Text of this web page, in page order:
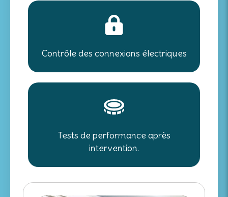
Contrôle des connexions électriques
Tests de performance après
intervention.